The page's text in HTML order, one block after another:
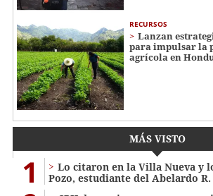
RECURSOS
Lanzan
para impulsar la
agrícola en
MÁS VISTO
1
Lo citaron en la Villa Nueva y
Pozo, estudiante del Abelardo